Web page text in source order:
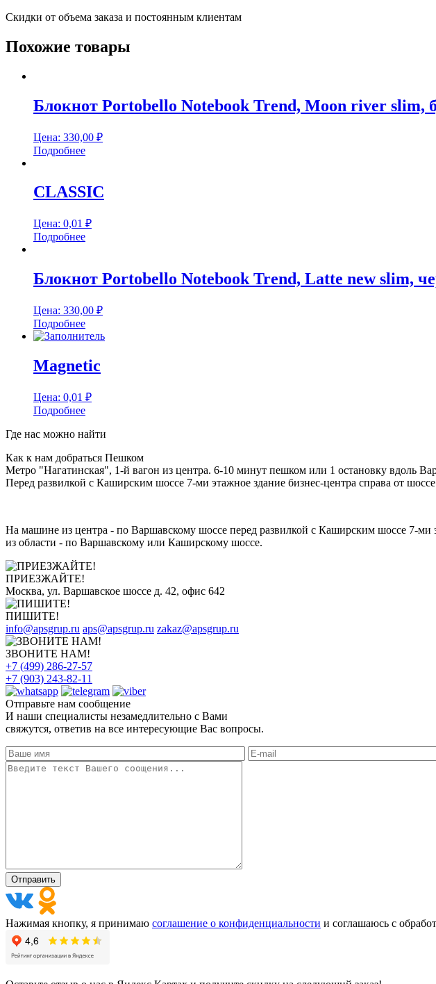
Скидки от объема заказа и постоянным клиентам
Похожие товары
Блокнот Portobello Notebook Trend, Moon river slim,
Цена: 330,00 ₽
Подробнее
CLASSIC
Цена: 0,01 ₽
Подробнее
Блокнот Portobello Notebook Trend, Latte new slim,
Цена: 330,00 ₽
Подробнее
Magnetic
Цена: 0,01 ₽
Подробнее
Где нас можно найти
Как к нам добраться Пешком
Метро "Нагатинская", 1-й вагон из центра. 6-10 минут пешком или 1 остановку вдоль
Перед развилкой с Каширским шоссе 7-ми этажное здание бизнес-центра справа от
На машине из центра - по Варшавскому шоссе перед развилкой с Каширским шоссе 7-ми
из области - по Варшавскому или Каширскому шоссе.
ПРИЕЗЖАЙТЕ!
Москва, ул. Варшавское шоссе д. 42, офис 642
ПИШИТЕ!
info@apsgrup.ru aps@apsgrup.ru zakaz@apsgrup.ru
ЗВОНИТЕ НАМ!
+7 (499) 286-27-57
+7 (903) 243-82-11
Отправьте нам сообщение
И наши специалисты незамедлительно с Вами
свяжутся, ответив на все интересующие Вас вопросы.
Нажимая кнопку, я принимаю соглашение о конфиденциальности и соглашаюсь с